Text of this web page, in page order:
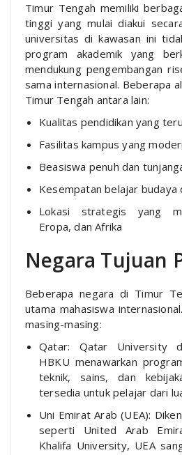
Timur Tengah memiliki
tinggi yang mulai diakui
universitas di kawasan ini
program akademik yang
mendukung pengembangan
sama internasional. Beberapa
Timur Tengah antara lain:
Kualitas pendidikan yang
Fasilitas kampus yang
Beasiswa penuh dan
Kesempatan belajar budaya
Lokasi strategis yang
Eropa, dan Afrika
Negara Tujuan
Beberapa negara di Timur
utama mahasiswa
masing-masing:
Qatar: Qatar University
HBKU menawarkan
teknik, sains, dan
tersedia untuk pelajar dari
Uni Emirat Arab (UEA):
seperti United Arab
Khalifa University, UEA